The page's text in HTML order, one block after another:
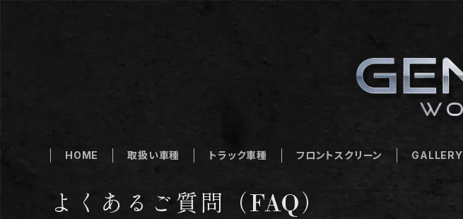
HOME 取扱い車種 トラック車種 フロントスクリーン GALLERY
よくあるご質問（FAQ）